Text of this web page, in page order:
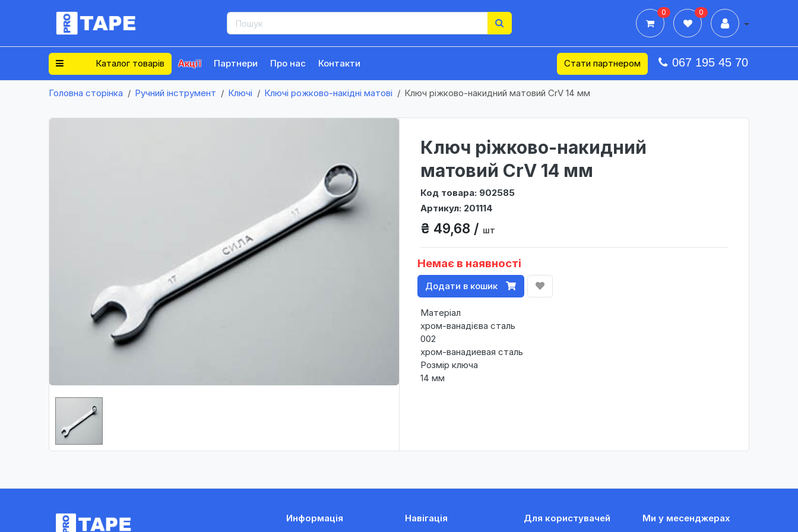
0 0
Каталог товарів Акції Партнери Про нас Контакти Стати партнером 067 195 45 70
Головна сторінка Ручний інструмент Ключі Ключі рожково-накідні матові Ключ ріжково-накидний матовий CrV 14 мм
Ключ ріжково-накидний
матовий CrV 14 мм
Код товара: 902585
Артикул: 201114
₴ 49,68 / шт
Немає в наявності
Додати в кошик
Матеріал
хром-ванадієва сталь
002
хром-ванадиевая сталь
Розмір ключа
14 мм
Информація Навігація Для користувачей Ми у месенджерах